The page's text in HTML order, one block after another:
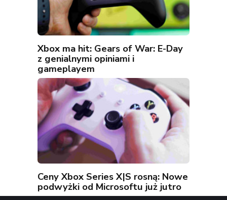
Xbox ma hit: Gears of War: E-Day
z genialnymi opiniami i
gameplayem
Ceny Xbox Series X|S rosną: Nowe
podwyżki od Microsoftu już jutro